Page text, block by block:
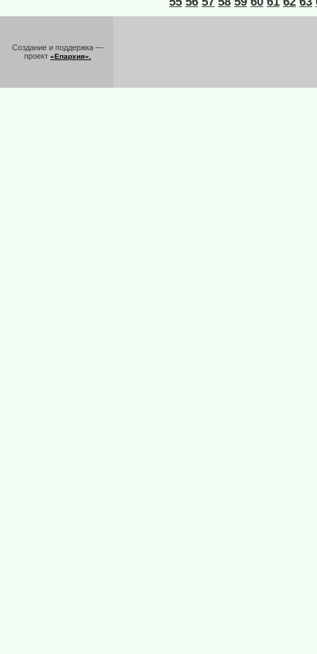
Создание и поддержка —
проект «Епархия».